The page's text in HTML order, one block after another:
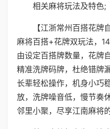
相关麻将玩法及特色;
【江浙常州百搭花牌
麻将百搭+花牌双玩法，
由设定百搭牌数量，花牌
精准洗牌码牌，杜绝错牌
长辈轻松操作，机身小巧
放，洗牌噪音低，慢节奏
邻里小聚，尽享江南麻将